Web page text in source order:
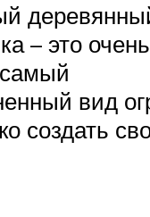
– это очень
вид
создать